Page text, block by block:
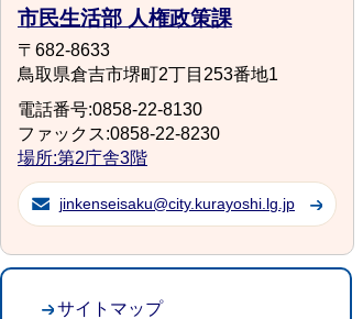
市民生活部 人権政策課
〒682-8633
鳥取県倉吉市堺町2丁目253番地1
電話番号:0858-22-8130
ファックス:0858-22-8230
場所:第2庁舎3階
jinkenseisaku@city.kurayoshi.lg.jp
サイトマップ